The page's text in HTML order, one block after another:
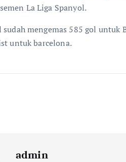
La Liga Spanyol.
mengemas 585 gol
untuk barcelona.
admin